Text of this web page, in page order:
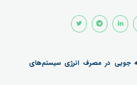
جویی در مصرف انرژی سیستم‌های